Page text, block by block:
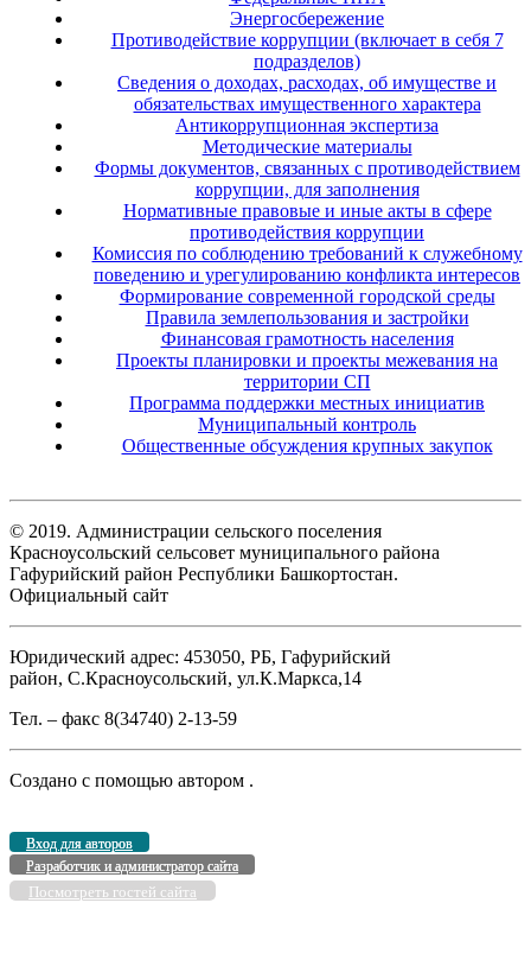
Энергосбережение
Противодействие коррупции (включает в себя 7
подразделов)
Сведения о доходах, расходах, об имуществе и
обязательствах имущественного характера
Антикоррупционная экспертиза
Методические материалы
Формы документов, связанных с противодействием
коррупции, для заполнения
Нормативные правовые и иные акты в сфере
противодействия коррупции
Комиссия по соблюдению требований к служебному
поведению и урегулированию конфликта интересов
Формирование современной городской среды
Правила землепользования и застройки
Финансовая грамотность населения
Проекты планировки и проекты межевания на
территории СП
Программа поддержки местных инициатив
Муниципальный контроль
Общественные обсуждения крупных закупок
© 2019. Администрации сельского поселения
Красноусольский сельсовет муниципального района
Гафурийский район Республики Башкортостан.
Официальный сайт
Юридический адрес: 453050, РБ, Гафурийский
район, С.Красноусольский, ул.К.Маркса,14
Тел. – факс 8(34740) 2-13-59
Создано с помощью автором .
Вход для авторов
Разработчик и администратор сайта
Посмотреть гостей сайта